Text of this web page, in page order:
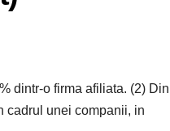
dintr-o firma afiliata. (2) Din
cadrul unei companii, in